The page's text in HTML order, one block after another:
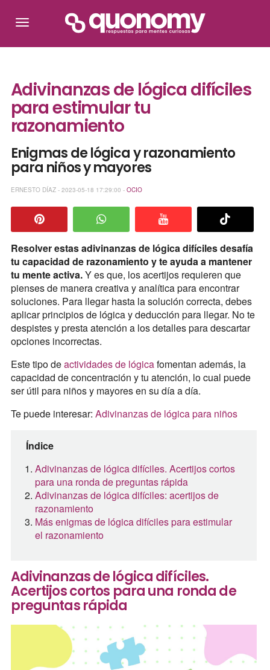
Adivinanzas de lógica difíciles
para estimular tu
razonamiento
Enigmas de lógica y razonamiento
para niños y mayores
ERNESTO DÍAZ - 2023-05-18 17:29:00 - OCIO
Resolver estas adivinanzas de lógica difíciles desafía
tu capacidad de razonamiento y te ayuda a mantener
tu mente activa.Y es que, los acertijos requieren que
pienses de manera creativa y analítica para encontrar
soluciones. Para llegar hasta la solución correcta, debes
aplicar principios de lógica y deducción para llegar. No te
despistes y presta atención a los detalles para descartar
opciones incorrectas.
Este tipo deactividades de lógicafomentan además, la
capacidad de concentración y tu atención, lo cual puede
ser útil para niños y mayores en su día a día.
Te puede interesar: Adivinanzas de lógica para niños
Índice
Adivinanzas de lógica difíciles. Acertijos cortos
para una ronda de preguntas rápida
Adivinanzas de lógica difíciles: acertijos de
razonamiento
Más enigmas de lógica difíciles para estimular
el razonamiento
Adivinanzas de lógica difíciles.
Acertijos cortos para una ronda de
preguntas rápida